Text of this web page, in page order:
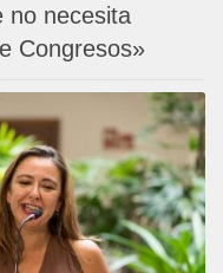
no necesita
Congresos»